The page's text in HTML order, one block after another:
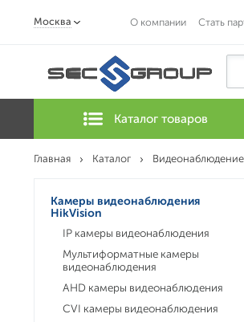
Москва О компании Стать
Каталог товаров
Главная Каталог Видеонаблюдение
Камеры видеонаблюдения
HikVision
IP камеры видеонаблюдения
Мультиформатные камеры
видеонаблюдения
AHD камеры видеонаблюдения
CVI камеры видеонаблюдения